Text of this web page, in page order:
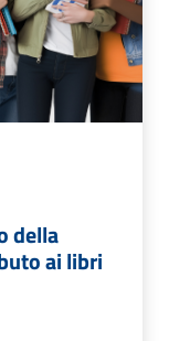
della
ai libri